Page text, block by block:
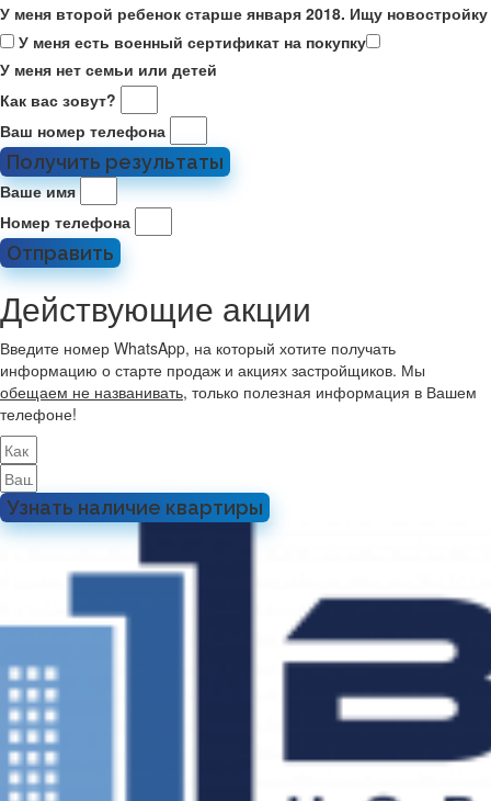
У меня второй ребенок старше января 2018. Ищу новостройку
У меня есть военный сертификат на покупку
У меня нет семьи или детей
Как вас зовут?
Ваш номер телефона
Получить результаты
Ваше имя
Номер телефона
Отправить
Действующие акции
Введите номер WhatsApp, на который хотите получать
информацию о старте продаж и акциях застройщиков. Мы
обещаем не названивать, только полезная информация в Вашем
телефоне!
Узнать наличие квартиры